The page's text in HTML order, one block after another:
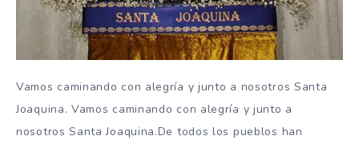
Vamos caminando con alegría y junto a nosotros Santa
Joaquina. Vamos caminando con alegría y junto a
nosotros Santa Joaquina.De todos los pueblos han